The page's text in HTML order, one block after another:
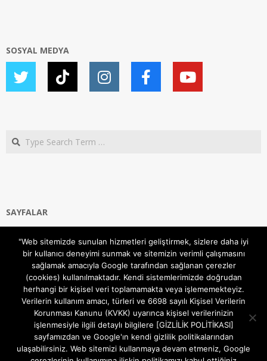
SOSYAL MEDYA
Search
SAYFALAR
Gizlilik ve Çerezler (Cookies) Politikası
Hakkımızda
İletişim Kanalları
MODEM KURULUM
TEKNİK DESTEK
TELEVİZYON SİSTEMLERİ
"Web sitemizde sunulan hizmetleri geliştirmek, sizlere daha iyi
bir kullanıcı deneyimi sunmak ve sitemizin verimli çalışmasını
sağlamak amacıyla Google tarafından sağlanan çerezler
(cookies) kullanılmaktadır. Kendi sistemlerimizde doğrudan
herhangi bir kişisel veri toplamamakta veya işlememekteyiz.
Verilerin kullanım amacı, türleri ve 6698 sayılı Kişisel Verilerin
Korunması Kanunu (KVKK) uyarınca kişisel verilerinizin
işlenmesiyle ilgili detaylı bilgilere [GİZLİLİK POLİTİKASI]
sayfamızdan ve Google'ın kendi gizlilik politikalarından
ulaşabilirsiniz. Web sitemizi kullanmaya devam etmeniz, Google